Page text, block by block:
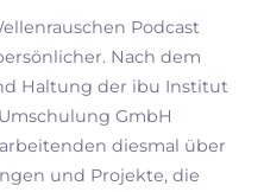
Podcast
Nach dem
Haltung der ibu Institut
GmbH
diesmal über
und Projekte, die